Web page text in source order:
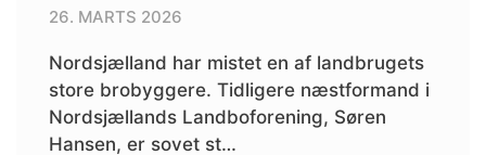
26. MARTS 2026
Nordsjælland har mistet en af landbrugets
store brobyggere. Tidligere næstformand i
Nordsjællands Landboforening, Søren
Hansen, er sovet st…